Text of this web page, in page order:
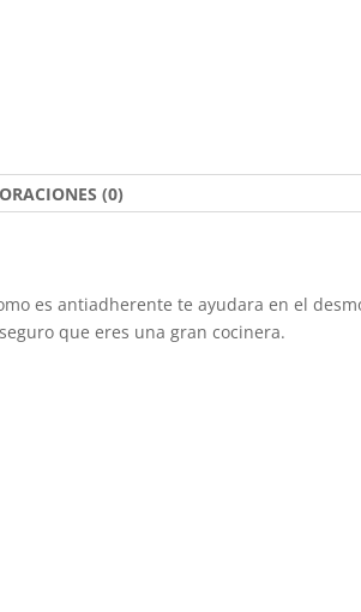
(0)
es antiadherente te ayudara en el
que eres una gran cocinera.